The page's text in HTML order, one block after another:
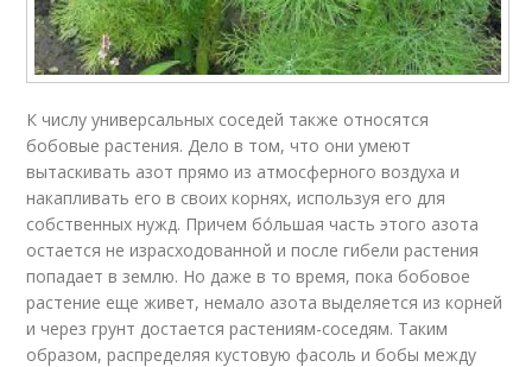
К числу универсальных соседей также относятся
бобовые растения. Дело в том, что они умеют
вытаскивать азот прямо из атмосферного воздуха и
накапливать его в своих корнях, используя его для
собственных нужд. Причем бо́льшая часть этого азота
остается не израсходованной и после гибели растения
попадает в землю. Но даже в то время, пока бобовое
растение еще живет, немало азота выделяется из корней
и через грунт достается растениям-соседям. Таким
образом, распределяя кустовую фасоль и бобы между